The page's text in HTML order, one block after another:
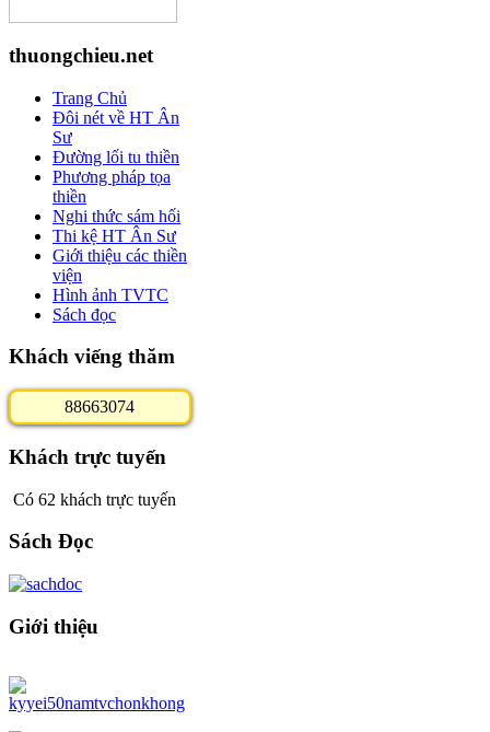
thuongchieu.net
Trang Chủ
Đôi nét về HT Ân
Sư
Đường lối tu thiền
Phương pháp tọa
thiền
Nghi thức sám hối
Thi kệ HT Ân Sư
Giới thiệu các thiền
viện
Hình ảnh TVTC
Sách đọc
Khách viếng thăm
88663074
Khách trực tuyến
Có 62 khách trực tuyến
Sách Đọc
Giới thiệu